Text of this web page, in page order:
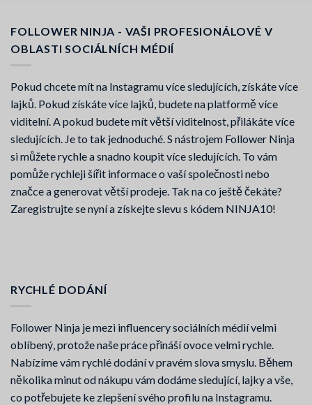
FOLLOWER NINJA - VAŠI PROFESIONÁLOVÉ V
OBLASTI SOCIÁLNÍCH MÉDIÍ
Pokud chcete mít na Instagramu více sledujících, získáte více
lajků. Pokud získáte více lajků, budete na platformě více
viditelní. A pokud budete mít větší viditelnost, přilákáte více
sledujících. Je to tak jednoduché. S nástrojem Follower Ninja
si můžete rychle a snadno koupit více sledujících. To vám
pomůže rychleji šířit informace o vaší společnosti nebo
značce a generovat větší prodeje. Tak na co ještě čekáte?
Zaregistrujte se nyní a získejte slevu s kódem NINJA10!
RYCHLÉ DODÁNÍ
Follower Ninja je mezi influencery sociálních médií velmi
oblíbený, protože naše práce přináší ovoce velmi rychle.
Nabízíme vám rychlé dodání v pravém slova smyslu. Během
několika minut od nákupu vám dodáme sledující, lajky a vše,
co potřebujete ke zlepšení svého profilu na Instagramu.